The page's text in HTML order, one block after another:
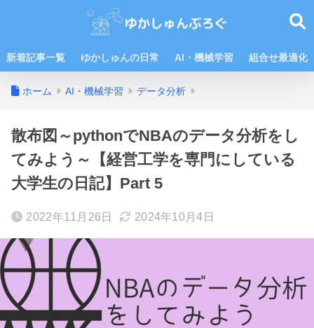
新着記事一覧 ゆかしゅんの日常 AI・機械学習 組合せ最適化
ホーム AI・機械学習 データ分析
散布図～pythonでNBAのデータ分析をし
てみよう～【経営工学を専門にしている
大学生の日記】Part 5
2022年11月26日 2024年10月4日